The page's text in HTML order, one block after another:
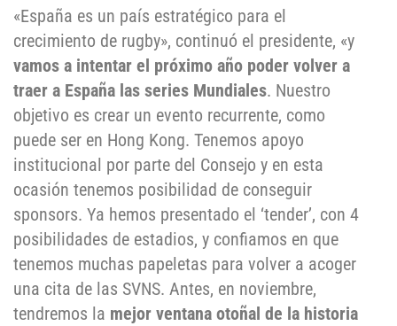
«España es un país estratégico para el
crecimiento de rugby», continuó el presidente, «y
vamos a intentar el próximo año poder volver a
traer a España las series Mundiales. Nuestro
objetivo es crear un evento recurrente, como
puede ser en Hong Kong. Tenemos apoyo
institucional por parte del Consejo y en esta
ocasión tenemos posibilidad de conseguir
sponsors. Ya hemos presentado el ‘tender’, con 4
posibilidades de estadios, y confiamos en que
tenemos muchas papeletas para volver a acoger
una cita de las SVNS. Antes, en noviembre,
tendremos la mejor ventana otoñal de la historia